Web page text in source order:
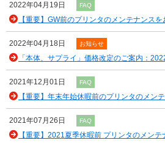
2022年04月19日 FAQ
【重要】GW前のプリンタのメンテナンスを
2022年04月18日 お知らせ
「本体、サプライ」価格改定のご案内：
2021年12月01日 FAQ
【重要】年末年始休暇前のプリンタのメン
2021年07月26日 FAQ
【重要】2021夏季休暇前 プリンタのメンテ